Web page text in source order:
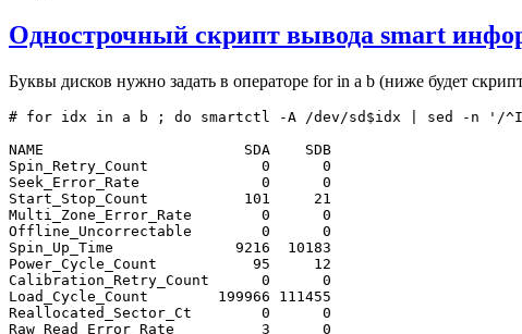
Однострочный скрипт вывода smart
Буквы дисков нужно задать в операторе for in a b (ниже будет
# for idx in a b ; do smartctl -A /dev/sd$idx | sed -n '/
NAME                       SDA    SDB
Spin_Retry_Count             0      0
Seek_Error_Rate              0      0
Start_Stop_Count           101     21
Multi_Zone_Error_Rate        0      0
Offline_Uncorrectable        0      0
Spin_Up_Time              9216  10183
Power_Cycle_Count           95     12
Calibration_Retry_Count      0      0
Load_Cycle_Count        199966 111455
Reallocated_Sector_Ct        0      0
Raw_Read_Error_Rate          3      0